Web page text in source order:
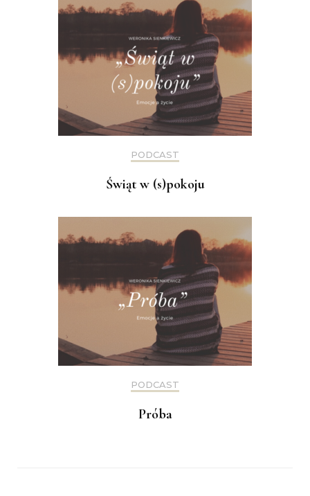
PODCAST
Świąt w (s)pokoju
PODCAST
Próba